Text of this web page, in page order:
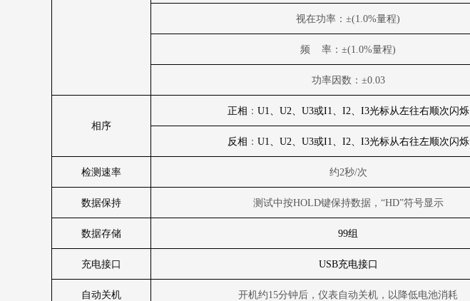
视在功率：±(1.0%量程)
频 率：±(1.0%量程)
功率因数：±0.03
相序
正相 ： U1、 U2、 U3或I1、 I2、 I3光标从左往右顺次闪烁
反相 ： U1、 U2、 U3或I1、 I2、 I3光标从右往左顺次闪烁
检测速率 约2秒/次
数据保持 测试中按HOLD键保持数据，“HD”符号显示
数据存储 99组
充电接口 USB充电接口
自动关机 开机约15分钟后，仪表自动关机，以降低电池消耗